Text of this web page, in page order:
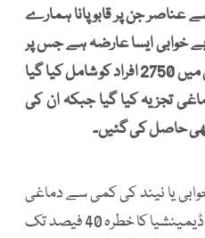
عناصر جن پر قابو پانا ہمارے
خوابی ایسا عارضہ ہے جس پر
آپ قابو پاسکتے ہیں۔ اس تحقیق میں 2750 افراد کو شامل کیا گیا
تجزیہ کیا گیا جبکہ ان کی
حاصل کی گئیں۔
یا نیند کی کمی سے دماغی
تنزلی کا باعث بننے والے مرض ڈیمینشیا کا خطرہ 40 فیصد تک